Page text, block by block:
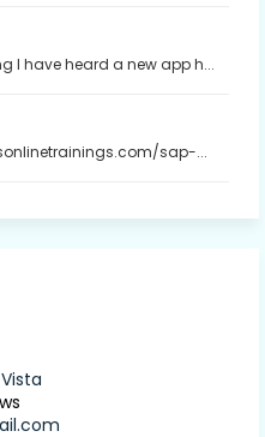
I have heard a new app h...
sap-...